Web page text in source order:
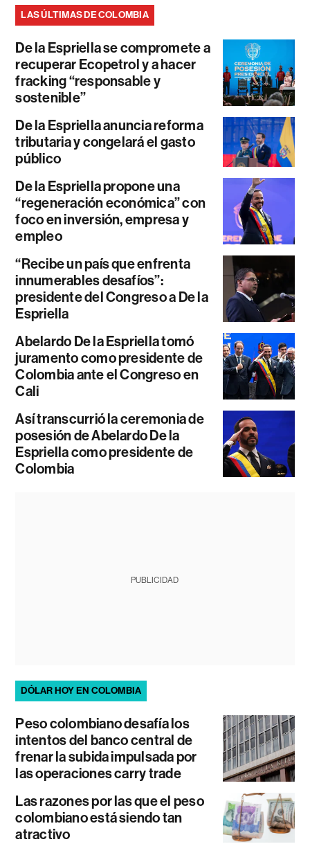
LAS ÚLTIMAS DE COLOMBIA
De la Espriella se compromete a
recuperar Ecopetrol y a hacer
fracking “responsable y
sostenible”
De la Espriella anuncia reforma
tributaria y congelará el gasto
público
De la Espriella propone una
“regeneración económica” con
foco en inversión, empresa y
empleo
“Recibe un país que enfrenta
innumerables desafíos”:
presidente del Congreso a De la
Espriella
Abelardo De la Espriella tomó
juramento como presidente de
Colombia ante el Congreso en
Cali
Así transcurrió la ceremonia de
posesión de Abelardo De la
Espriella como presidente de
Colombia
PUBLICIDAD
DÓLAR HOY EN COLOMBIA
Peso colombiano desafía los
intentos del banco central de
frenar la subida impulsada por
las operaciones carry trade
Las razones por las que el peso
colombiano está siendo tan
atractivo